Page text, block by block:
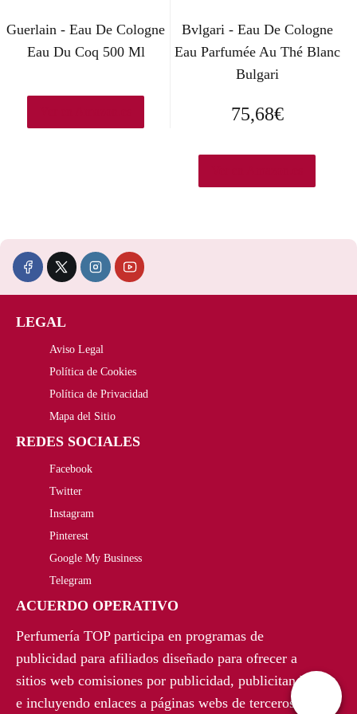
l
:
5
0
,
0
€
Guerlain - Eau De Cologne
Eau Du Coq 500 Ml
Bvlgari - Eau De Cologne
Eau Parfumée Au Thé Blanc
Bulgari
75,68€
LEGAL
Aviso Legal
Política de Cookies
Política de Privacidad
Mapa del Sitio
REDES SOCIALES
Facebook
Twitter
Instagram
Pinterest
Google My Business
Telegram
ACUERDO OPERATIVO
Perfumería TOP participa en programas de
publicidad para afiliados diseñado para ofrecer a
sitios web comisiones por publicidad, publicitando
e incluyendo enlaces a páginas webs de terceros.